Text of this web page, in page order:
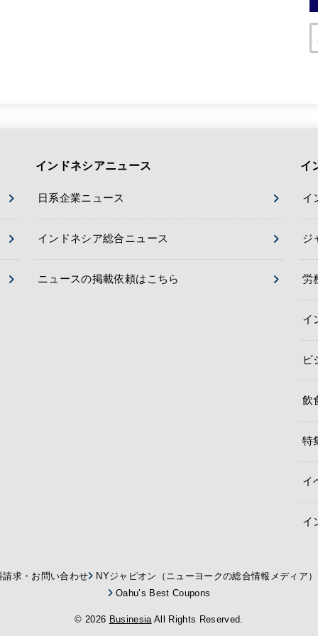
インドネシアニュース
日系企業ニュース
インドネシア総合ニュース
ニュースの掲載依頼はこちら
イ
イ
ジ
労
イ
ビ
飲
特
イ
イ
請求・お問い合わせ
NYジャピオン（ニューヨークの総合情報メディア）
Oahu’s Best Coupons
© 2026 BusinesiaAll Rights Reserved.